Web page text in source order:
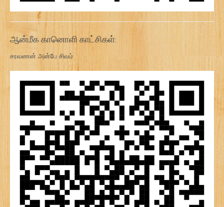
ஆன்மீக கானொளி காட்சிகள்:
சரவணன் அன்பே சிவம்